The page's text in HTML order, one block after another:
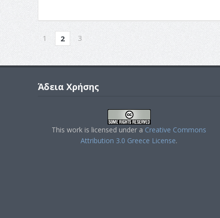
1 2 3
Άδεια Χρήσης
This work is licensed under a Creative Commons
Attribution 3.0 Greece License.